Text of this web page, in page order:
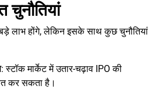
चुनौतियां
लाभ होंगे, लेकिन इसके साथ कुछ चुनौतियां
: स्टॉक मार्केट में उतार-चढ़ाव IPO की
कर सकता है।